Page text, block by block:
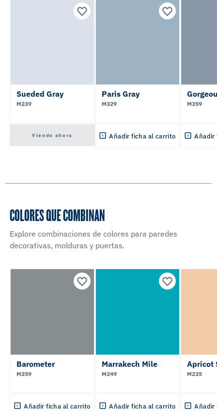
Sueded Gray
M239
Viendo ahora
Paris Gray
M329
Añadir ficha al carrito
M359
Añadir
COLORES QUE COMBINAN
Explore combinaciones de colores para paredes
decorativas, molduras y puertas.
Barometer
M259
Añadir ficha al carrito
Marrakech Mile
M249
Añadir ficha al carrito
Apricot
M235
Añadir